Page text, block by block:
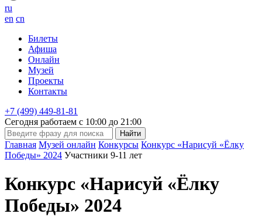
ru
en cn
Билеты
Афиша
Онлайн
Музей
Проекты
Контакты
+7 (499) 449-81-81
Сегодня работаем с 10:00 до 21:00
Главная Музей онлайн Конкурсы Конкурс «Нарисуй «Ёлку
Победы» 2024 Участники 9-11 лет
Конкурс «Нарисуй «Ёлку
Победы» 2024